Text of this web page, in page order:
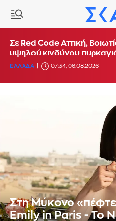
Σε Red Code Αττική,
υψηλού κινδύνου
ΕΛΛΑΔΑ 07:34, 06.08.2026
Στη Μύκονο
Emily in Paris - Το